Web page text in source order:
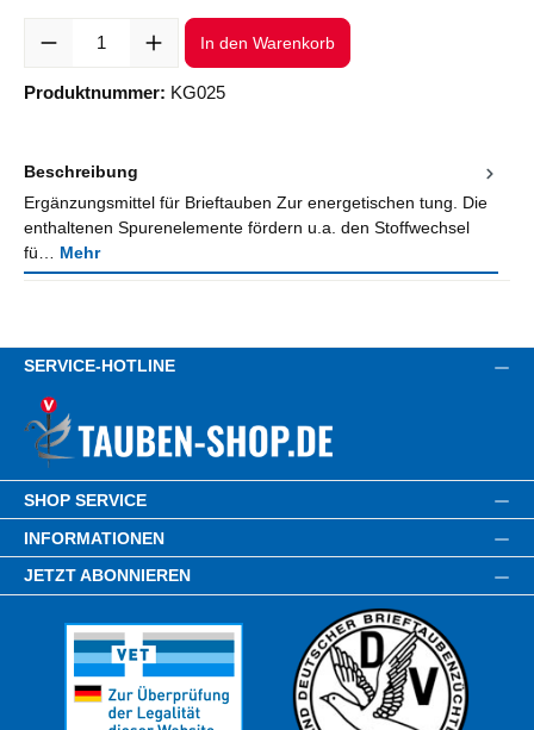
Produkt Anzahl: Gib den gewünschten Wert ein oder benutze die
In den Warenkorb
Produktnummer: KG025
Beschreibung
Ergänzungsmittel für Brieftauben Zur energetischen tung. Die
enthaltenen Spurenelemente fördern u.a. den Stoffwechsel
fü… Mehr
SERVICE-HOTLINE
SHOP SERVICE
INFORMATIONEN
JETZT ABONNIEREN